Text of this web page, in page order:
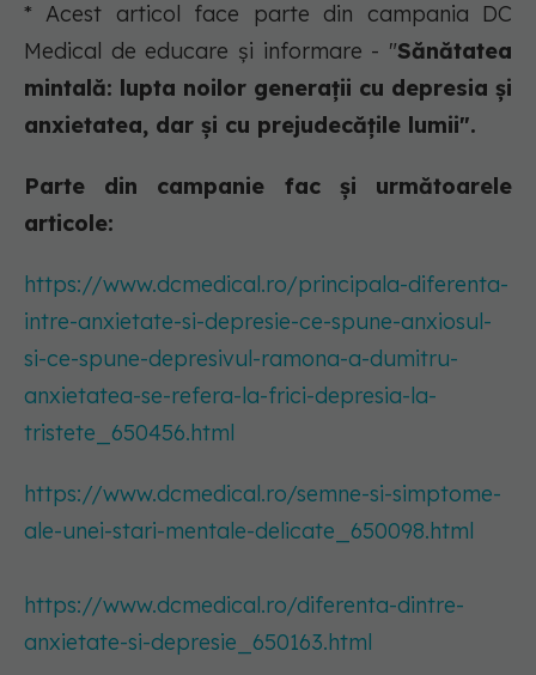
* Acest articol face parte din campania DC
Medical de educare și informare - "Sănătatea
mintală: lupta noilor generații cu depresia și
anxietatea, dar și cu prejudecățile lumii".
Parte din campanie fac și următoarele
articole:
https://www.dcmedical.ro/principala-diferenta-
intre-anxietate-si-depresie-ce-spune-anxiosul-
si-ce-spune-depresivul-ramona-a-dumitru-
anxietatea-se-refera-la-frici-depresia-la-
tristete_650456.html
https://www.dcmedical.ro/semne-si-simptome-
ale-unei-stari-mentale-delicate_650098.html
https://www.dcmedical.ro/diferenta-dintre-
anxietate-si-depresie_650163.html